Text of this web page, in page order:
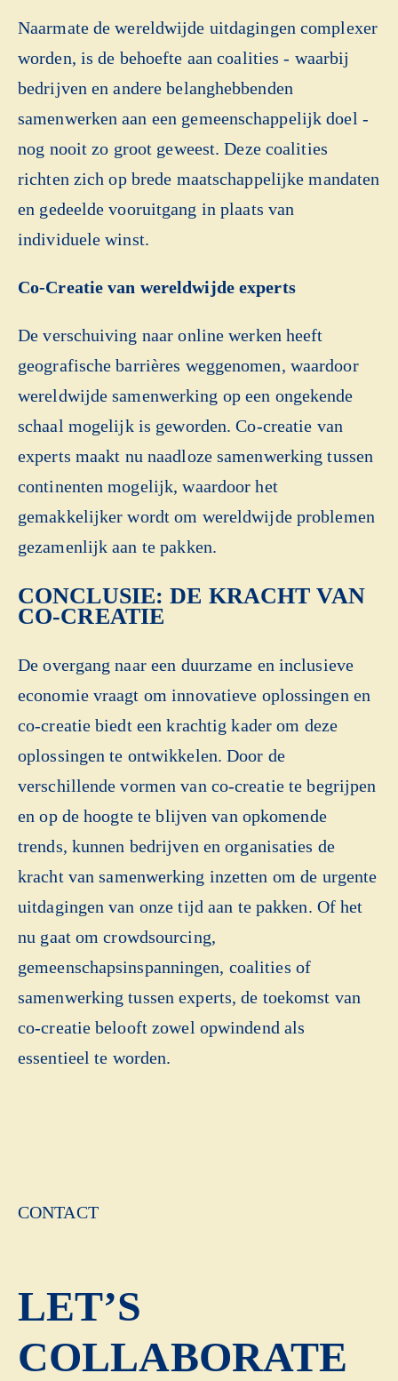
Naarmate de wereldwijde uitdagingen complexer
worden, is de behoefte aan coalities - waarbij
bedrijven en andere belanghebbenden
samenwerken aan een gemeenschappelijk doel -
nog nooit zo groot geweest. Deze coalities
richten zich op brede maatschappelijke mandaten
en gedeelde vooruitgang in plaats van
individuele winst.
Co-Creatie van wereldwijde experts
De verschuiving naar online werken heeft
geografische barrières weggenomen, waardoor
wereldwijde samenwerking op een ongekende
schaal mogelijk is geworden. Co-creatie van
experts maakt nu naadloze samenwerking tussen
continenten mogelijk, waardoor het
gemakkelijker wordt om wereldwijde problemen
gezamenlijk aan te pakken.
CONCLUSIE: DE KRACHT VAN
CO-CREATIE
De overgang naar een duurzame en inclusieve
economie vraagt om innovatieve oplossingen en
co-creatie biedt een krachtig kader om deze
oplossingen te ontwikkelen. Door de
verschillende vormen van co-creatie te begrijpen
en op de hoogte te blijven van opkomende
trends, kunnen bedrijven en organisaties de
kracht van samenwerking inzetten om de urgente
uitdagingen van onze tijd aan te pakken. Of het
nu gaat om crowdsourcing,
gemeenschapsinspanningen, coalities of
samenwerking tussen experts, de toekomst van
co-creatie belooft zowel opwindend als
essentieel te worden.
CONTACT
LET’S
COLLABORATE